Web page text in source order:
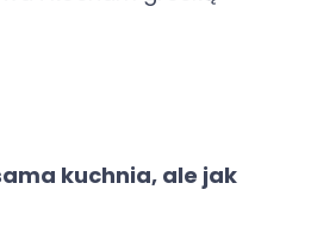
kuchnia, ale jak